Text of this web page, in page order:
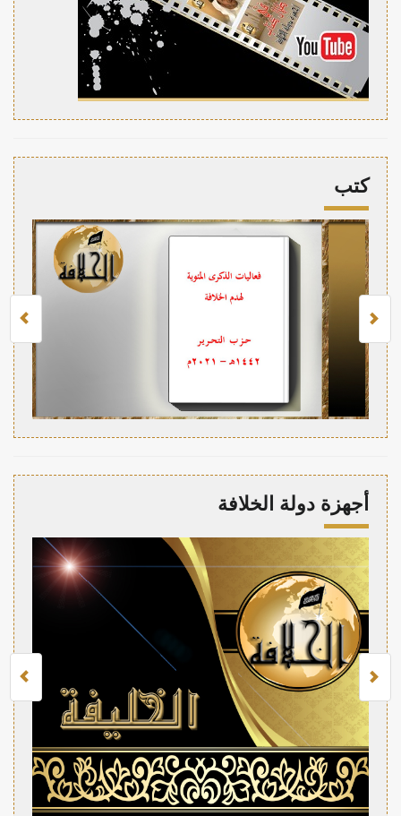
كتب
أجهزة دولة الخلافة